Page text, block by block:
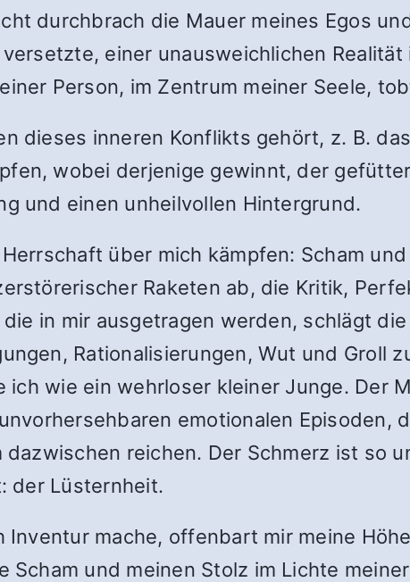
durchbrach die Mauer meines Egos
einer unausweichlichen
Person, im Zentrum meiner Seele,
dieses inneren Konflikts gehört, z. B.
wobei derjenige gewinnt, der
und einen unheilvollen Hintergrund.
über mich kämpfen: Scham
Raketen ab, die Kritik,
in mir ausgetragen werden, schlägt
Rationalisierungen, Wut und Groll
wie ein wehrloser kleiner Junge. Der
emotionalen Episoden,
reichen. Der Schmerz ist so
der Lüsternheit.
mache, offenbart mir meine
Scham und meinen Stolz im Lichte